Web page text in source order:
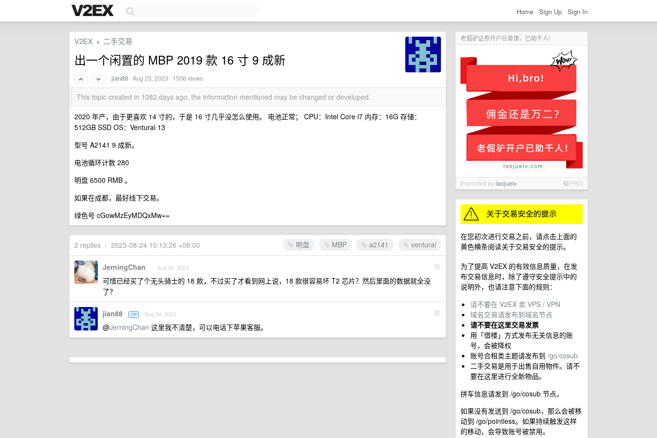
Home Sign Up Sign In
老倔驴证券开户巨靠谱，已助千人!
Promoted bylaojuelv PRO
在您初次进行交易之前，请点击上面的
黄色横条阅读关于交易安全的提示。
为了提高 V2EX 的有效信息质量，在发
布交易信息时，除了遵守安全提示中的
说明外，也请注意下面的规则：
请不要在 V2EX 卖 VPS / VPN
域名交易请发布到域名节点
请不要在这里交易发票
用「借楼」方式发布无关信息的账
号，会被降权
账号合租类主题请发布到 /go/cosub
二手交易是用于出售自用物件。请不
要在这里进行全新物品。
拼车信息请发到 /go/cosub 节点。
如果没有发送到 /go/cosub，那么会被移
动到 /go/pointless。如果持续触发这样
的移动，会导致账号被禁用。
V2EX › 二手交易
出一个闲置的 MBP 2019 款 16 寸 9 成新
jian88 ·Aug 23, 2023 · 1506 views
This topic created in 1082 days ago, the information mentioned may be changed or developed.
2020 年产，由于更喜欢 14 寸的，于是 16 寸几乎没怎么使用。 电池正常； CPU：Intel Core i7 内存：16G 存储：
512GB SSD OS：Ventural 13
型号 A2141 9 成新。
电池循环计数 280
明盘 6500 RMB 。
如果在成都，最好线下交易。
绿色号 cGowMzEyMDQxMw==
明盘 MBP a2141 ventural
2 replies • 2023-08-24 10:13:26 +08:00
1
JerningChan Aug 24, 2023
可惜已经买了个无头骑士的 18 款，不过买了才看到网上说，18 款很容易坏 T2 芯片？然后里面的数据就全没
了？
2
jian88 OP Aug 24, 2023
@JerningChan 这里我不清楚，可以电话下苹果客服。